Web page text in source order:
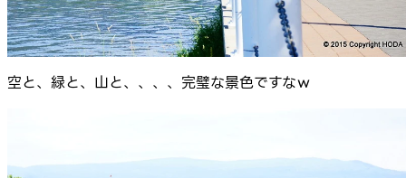
空と、緑と、山と、、、、完璧な景色ですなｗ